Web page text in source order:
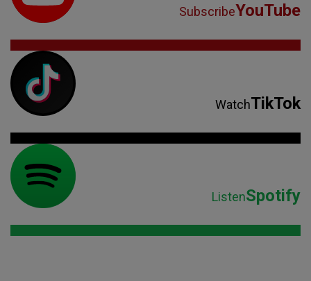
SubscribeYouTube
WatchTikTok
ListenSpotify